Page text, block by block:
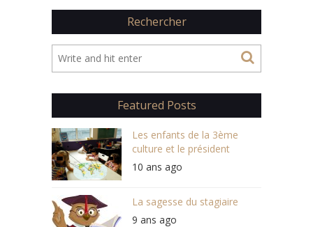
Rechercher
Featured Posts
Les enfants de la 3ème
culture et le président
10 ans ago
La sagesse du stagiaire
9 ans ago